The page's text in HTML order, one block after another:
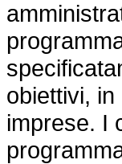
obiettivi,
imprese. I